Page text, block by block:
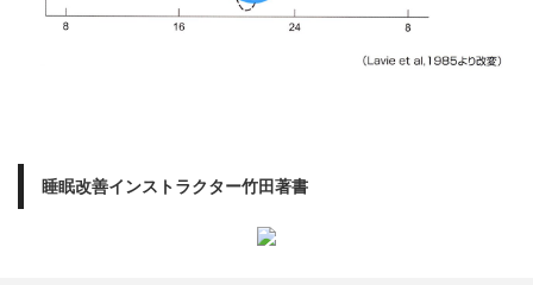
睡眠改善インストラクター竹田著書